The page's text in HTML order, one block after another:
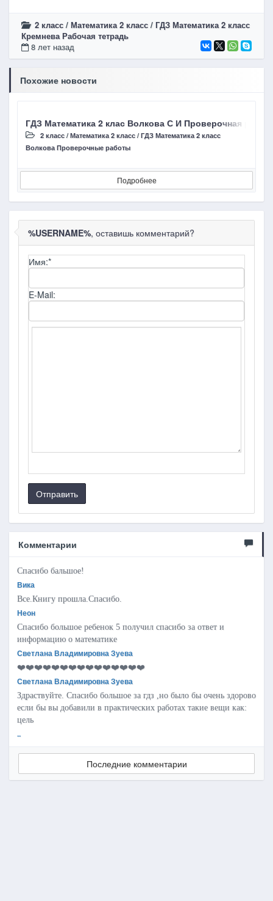
2 класс / Математика 2 класс / ГДЗ Математика 2 класс
Кремнева Рабочая тетрадь
8 лет назад
Похожие новости
ГДЗ Математика 2 клас Волкова С И Проверочная
2 класс / Математика 2 класс / ГДЗ Математика 2 класс
Волкова Проверочные работы
Подробнее
%USERNAME%, оставишь комментарий?
Имя:*
E-Mail:
Отправить
Комментарии
Спасибо бальшое!
Вика
Все.Книгу прошла.Спасибо.
Неон
Спасибо большое ребенок 5 получил спасибо за ответ и
информацию о математике
Светлана Владимировна Зуева
❤️❤️❤️❤️❤️❤️❤️❤️❤️❤️❤️❤️❤️❤️❤️
Светлана Владимировна Зуева
Здраствуйте. Спасибо большое за гдз ,но было бы очень здорово
если бы вы добавили в практических работах такие вещи как:
цель
..
Последние комментарии